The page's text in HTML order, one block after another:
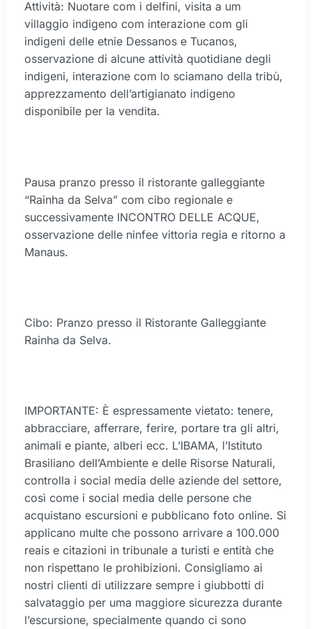
Attività: Nuotare com i delfini, visita a um
villaggio indigeno com interazione com gli
indigeni delle etnie Dessanos e Tucanos,
osservazione di alcune attività quotidiane degli
indigeni, interazione com lo sciamano della tribù,
apprezzamento dell’artigianato indigeno
disponibile per la vendita.
Pausa pranzo presso il ristorante galleggiante
“Rainha da Selva” com cibo regionale e
successivamente INCONTRO DELLE ACQUE,
osservazione delle ninfee vittoria regia e ritorno a
Manaus.
Cibo: Pranzo presso il Ristorante Galleggiante
Rainha da Selva.
IMPORTANTE: È espressamente vietato: tenere,
abbracciare, afferrare, ferire, portare tra gli altri,
animali e piante, alberi ecc. L’IBAMA, l’Istituto
Brasiliano dell’Ambiente e delle Risorse Naturali,
controlla i social media delle aziende del settore,
così come i social media delle persone che
acquistano escursioni e pubblicano foto online. Si
applicano multe che possono arrivare a 100.000
reais e citazioni in tribunale a turisti e entità che
non rispettano le prohibizioni. Consigliamo ai
nostri clienti di utilizzare sempre i giubbotti di
salvataggio per uma maggiore sicurezza durante
l’escursione, specialmente quando ci sono